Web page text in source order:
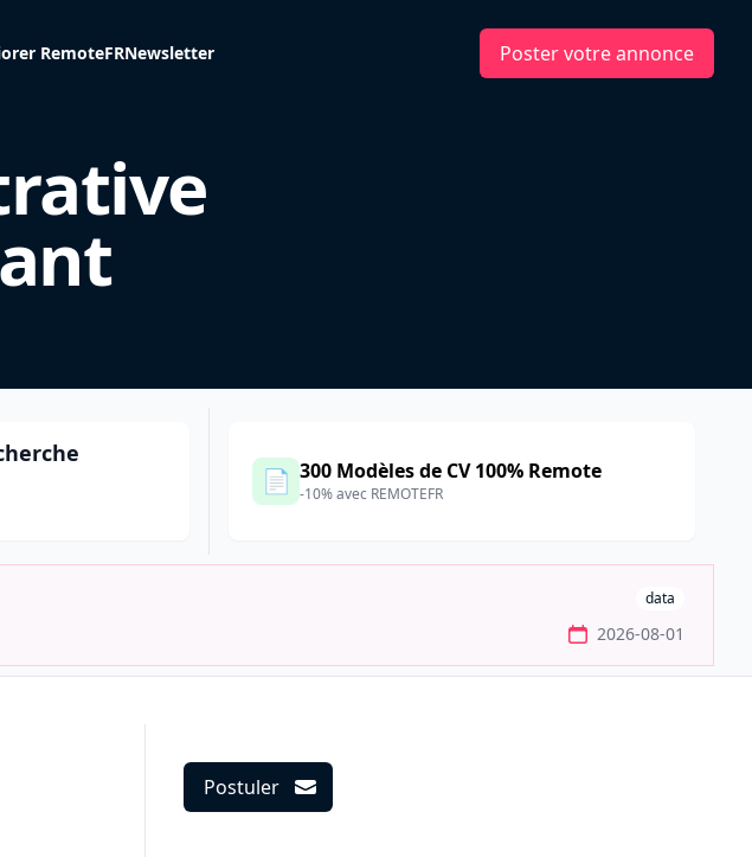
RemoteFRNewsletter Poster votre annonce
📄 300 Modèles de CV 100% Remote
-10% avec REMOTEFR
data
2026-08-01
Postuler